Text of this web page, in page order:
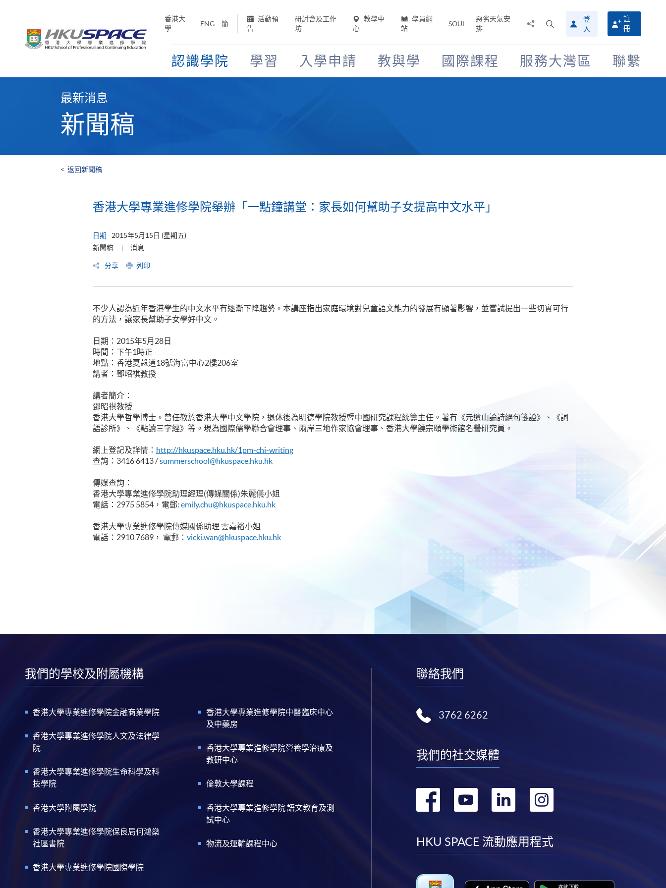
香港大
學
ENG 簡
活動預
告
研討會及工作
坊
教學中
心
學員網
站
SOUL
惡劣天氣安
排
搜
尋
介
面
登
入
註
冊
認識學院 學習 入學申請 教與學 國際課程 服務大灣區 聯繫
最新消息
新聞稿
< 返回新聞稿
香港大學專業進修學院舉辦「一點鐘講堂：家長如何幫助子女提高中文水平」
日期
2015年5月15日 (星期五)
新聞稿
消息
分享 列印
不少人認為近年香港學生的中文水平有逐漸下降趨勢。本講座指出家庭環境對兒童語文能力的發展有顯著影響，並嘗試提出一些切實可行
的方法，讓家長幫助子女學好中文。
日期：2015年5月28日
時間：下午1時正
地點：香港夏愨道18號海富中心2樓206室
講者：鄧昭祺教授
講者簡介：
鄧昭祺教授
香港大學哲學博士。曾任教於香港大學中文學院，退休後為明德學院教授暨中國研究課程統籌主任。著有《元遺山論詩絕句箋證》、《詞
語診所》、《點讀三字經》等。現為國際儒學聯合會理事、兩岸三地作家協會理事、香港大學饒宗頤學術館名譽研究員。
網上登記及詳情： http://hkuspace.hku.hk/1pm-chi-writing
查詢：3416 6413 /summerschool@hkuspace.hku.hk
傳媒查詢：
香港大學專業進修學院助理經理(傳媒關係)朱麗儀小姐
電話：2975 5854，電郵: emily.chu@hkuspace.hku.hk
香港大學專業進修學院傳媒關係助理 雲嘉裕小姐
電話：2910 7689， 電郵： vicki.wan@hkuspace.hku.hk
我們的學校及附屬機構
香港大學專業進修學院金融商業學院
香港大學專業進修學院人文及法律學
院
香港大學專業進修學院生命科學及科
技學院
香港大學附屬學院
香港大學專業進修學院保良局何鴻燊
社區書院
香港大學專業進修學院國際學院
香港大學專業進修學院中醫臨床中心
及中藥房
香港大學專業進修學院營養學治療及
教研中心
倫敦大學課程
香港大學專業進修學院 語文教育及測
試中心
物流及運輸課程中心
聯絡我們
3762 6262
我們的社交媒體
轉
facebook
轉
youtube
轉
linkedin
轉
instagram
HKU SPACE 流動應用程式